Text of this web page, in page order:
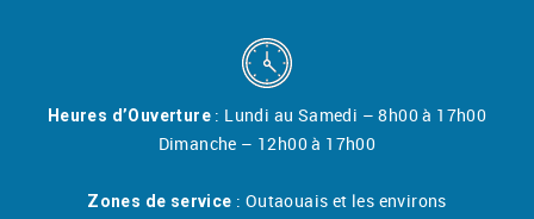
Heures d’Ouverture : Lundi au Samedi – 8h00 à 17h00
Dimanche – 12h00 à 17h00
Zones de service : Outaouais et les environs